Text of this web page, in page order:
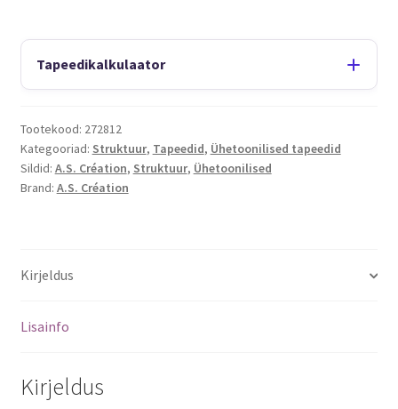
Tapeedikalkulaator
Tootekood: 272812
Kategooriad: Struktuur, Tapeedid, Ühetoonilised tapeedid
Sildid: A.S. Création, Struktuur, Ühetoonilised
Brand: A.S. Création
Kirjeldus
Lisainfo
Kirjeldus